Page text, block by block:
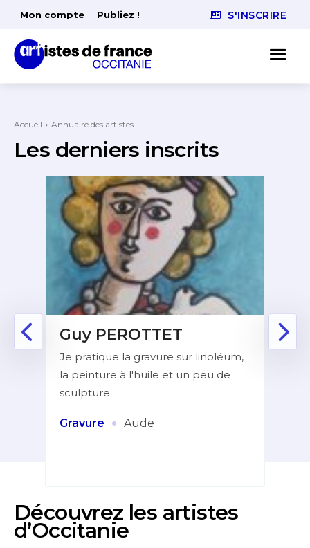
Mon compte Publiez ! S'INSCRIRE
Accueil Annuaire des artistes
Les derniers inscrits
Guy PEROTTET
Je pratique la gravure sur linoléum,
la peinture à l'huile et un peu de
sculpture
Gravure · Aude
Découvrez les artistes
d’Occitanie